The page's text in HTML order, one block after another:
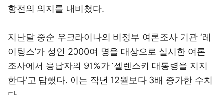
항전의 의지를 내비쳤다.
지난달 중순 우크라이나의 비정부 여론조사 기관 ‘레
이팅스’가 성인 2000여 명을 대상으로 실시한 여론
조사에서 응답자의 91%가 ‘젤렌스키 대통령을 지지
한다’고 답했다. 이는 작년 12월보다 3배 증가한 수치